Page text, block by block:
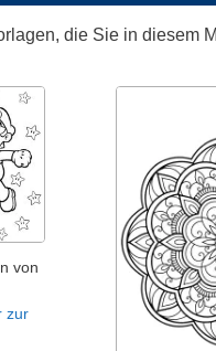
die Sie in diesem
von
zur